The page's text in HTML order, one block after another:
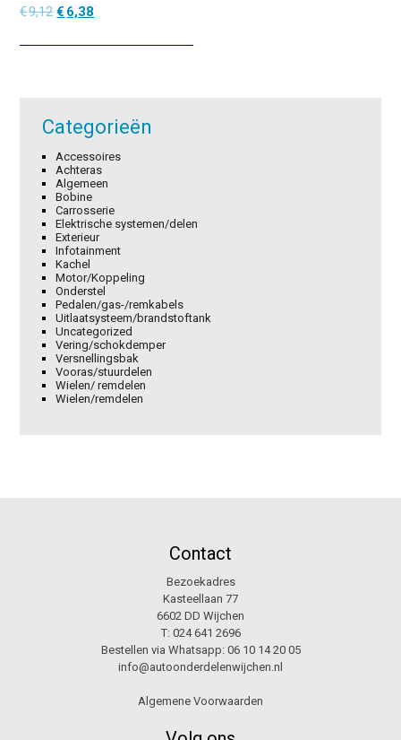
€9,12Oorspronkelijke
was:
€ 6,38
is:
Categorieën
Accessoires
Achteras
Algemeen
Bobine
Carrosserie
Elektrische systemen/delen
Exterieur
Infotainment
Kachel
Motor/Koppeling
Onderstel
Pedalen/gas-/remkabels
Uitlaatsysteem/brandstoftank
Uncategorized
Vering/schokdemper
Versnellingsbak
Vooras/stuurdelen
Wielen/ remdelen
Wielen/remdelen
Contact
Bezoekadres
Kasteellaan 77
6602 DD Wijchen
T: 024 641 2696
Bestellen via Whatsapp: 06 10 14 20 05
info@autoonderdelenwijchen.nl
Algemene Voorwaarden